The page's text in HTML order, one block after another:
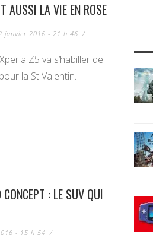
AUSSI LA VIE EN ROSE
janvier 2016 - 21 h 46 /
Z5 va s’habiller de
la St Valentin.
: LE SUV QUI
- 15 h 54 /